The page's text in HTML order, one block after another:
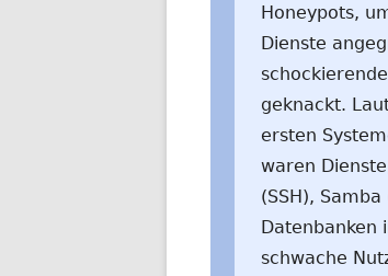
Honeypots,
Dienste
geknackt.
ersten
waren
(SSH),
Datenbanken
schwache